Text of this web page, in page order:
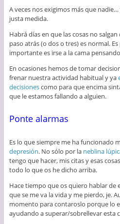
A veces nos exigimos más que
justa medida.
Habrá días en que las cosas no
paso atrás (o dos o tres) es normal.
importante es irse a la cama
En ocasiones hemos de tomar
frenar nuestra actividad habitual y ya
decisionescomo para que encima
que le estamos fallando a alguien.
Ponte alarmas
Es lo que siempre me ha funcionado
depresión. No sólo por la neblina
tengo que hacer, mis citas y esas
todo lo que os he dicho arriba.
Hace tiempo que os quiero hablar
que se me va la vida y me pierdo, je.
momento para contaroslo porque lo
ayudando a superar/sobrellevar esta